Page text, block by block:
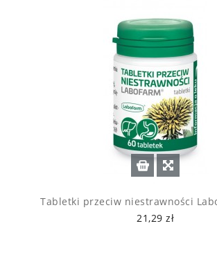
Tabletki przeciw niestrawności
21,29 zł